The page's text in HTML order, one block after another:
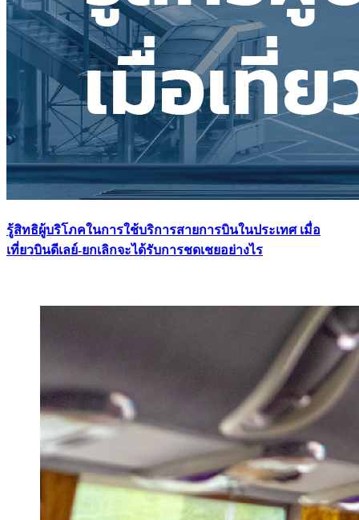
รู้สิทธิผู้บริโภคในการใช้บริการสายการบินในประเทศ เมื่อ
เที่ยวบินดีเลย์-ยกเลิกจะได้รับการชดเชยอย่างไร